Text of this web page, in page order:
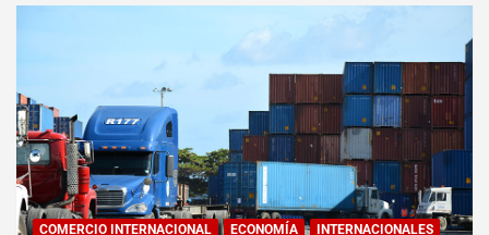
COMERCIO INTERNACIONAL ECONOMÍA
INTERNACIONALES